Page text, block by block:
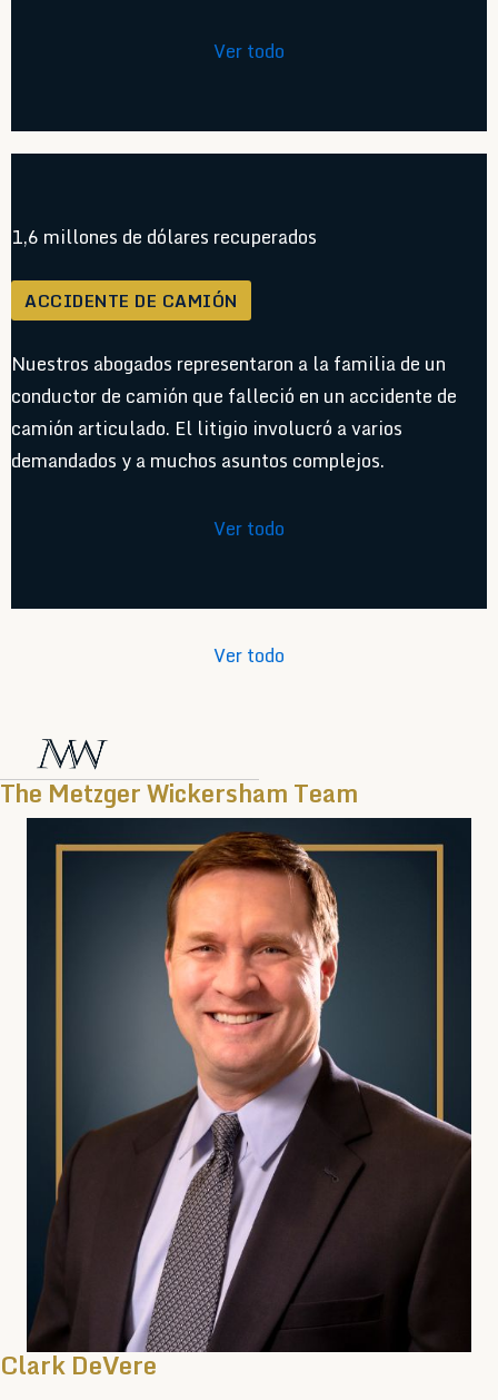
Ver todo
1,6 millones de dólares recuperados
ACCIDENTE DE CAMIÓN
Nuestros abogados representaron a la familia de un
conductor de camión que falleció en un accidente de
camión articulado. El litigio involucró a varios
demandados y a muchos asuntos complejos.
Ver todo
Ver todo
The Metzger Wickersham Team
Clark DeVere